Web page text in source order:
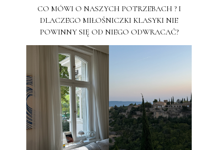
CO MÓWI O NASZYCH POTRZEBACH ? I
DLACZEGO MIŁOŚNICZKI KLASYKI NIE
POWINNY SIĘ OD NIEGO ODWRACAĆ?